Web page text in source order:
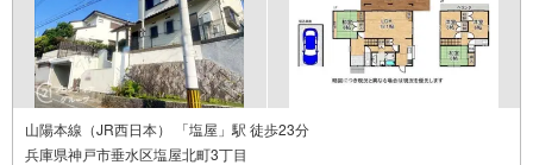
山陽本線（JR西日本） 「塩屋」駅 徒歩23分
兵庫県神戸市垂水区塩屋北町3丁目